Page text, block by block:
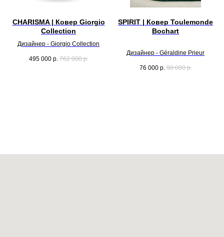
CHARISMA | Ковер Giorgio
Collection
Дизайнер - Giorgio Collection
495 000 р. 762 000 р.
SPIRIT | Ковер Toulemonde
Bochart
Дизайнер - Géraldine Prieur
76 000 р. 98 000 р.